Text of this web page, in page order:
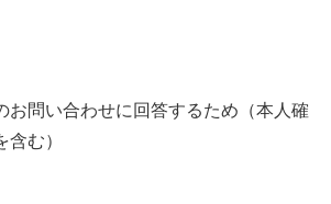
お問い合わせに回答するため（本人確
む）